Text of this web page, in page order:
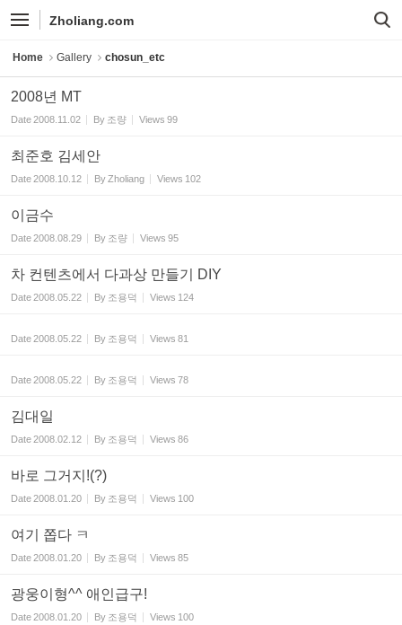
Zholiang.com
Home Gallery chosun_etc
2008년 MT
Date2008.11.02 By 조량 Views 99
최준호 김세안
Date2008.10.12 By Zholiang Views 102
이금수
Date2008.08.29 By 조량 Views 95
차 컨텐츠에서 다과상 만들기 DIY
Date2008.05.22 By 조용덕 Views 124
Date2008.05.22 By 조용덕 Views 81
Date2008.05.22 By 조용덕 Views 78
김대일
Date2008.02.12 By 조용덕 Views 86
바로 그거지!(?)
Date2008.01.20 By 조용덕 Views 100
여기 쫍다 ㅋ
Date2008.01.20 By 조용덕 Views 85
광웅이형^^ 애인급구!
Date2008.01.20 By 조용덕 Views 100